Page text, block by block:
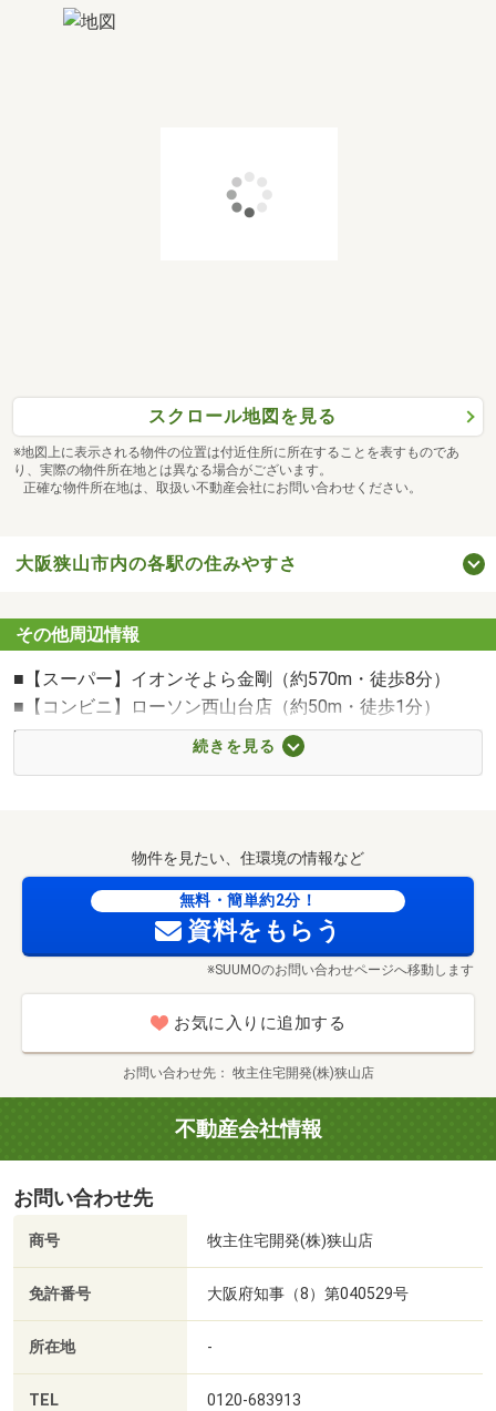
スクロール地図を見る
※地図上に表示される物件の位置は付近住所に所在することを表すものであ
り、実際の物件所在地とは異なる場合がございます。
正確な物件所在地は、取扱い不動産会社にお問い合わせください。
大阪狭山市内の各駅の住みやすさ
その他周辺情報
■【スーパー】イオンそよら金剛（約570m・徒歩8分）
■【コンビニ】ローソン西山台店（約50m・徒歩1分）
■【ドラッグストア】ウエルシア狭山茱萸木店（約
■【小学校】大阪狭山市立南第一小学校（約180m・徒歩3
分）
■【幼稚園・保育園】大阪狭山市立こども園（約580m・徒
■【病院】医療法人樫本会樫本病院（約2130m・徒歩27
■【郵便局】狭山大野台郵便局（約500m・徒歩7分）
■【銀行】関西みらい銀行狭山支店（約560m・徒歩7分）
続きを見る
物件を見たい、住環境の情報など
無料・簡単約2分！
資料をもらう
※SUUMOのお問い合わせページへ移動します
お気に入りに追加する
お問い合わせ先 牧主住宅開発(株)狭山店
不動産会社情報
お問い合わせ先
商号 牧主住宅開発(株)狭山店
免許番号 大阪府知事（8）第040529号
所在地 -
TEL 0120-683913